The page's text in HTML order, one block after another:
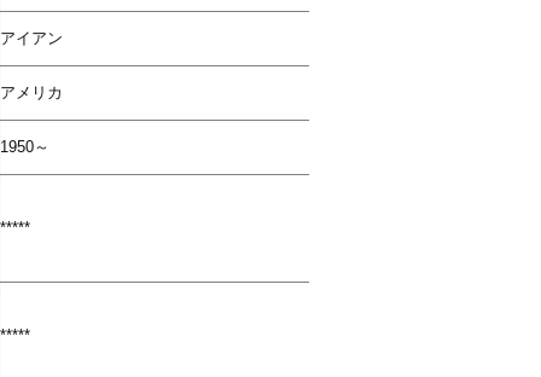
アイアン
アメリカ
1950～
*****
*****